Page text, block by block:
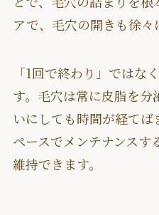
アで、毛穴の開きも徐々
「1回で終わり」ではな
す。毛穴は常に皮脂を
いにしても時間が経て
ペースでメンテナンスす
維持できます。